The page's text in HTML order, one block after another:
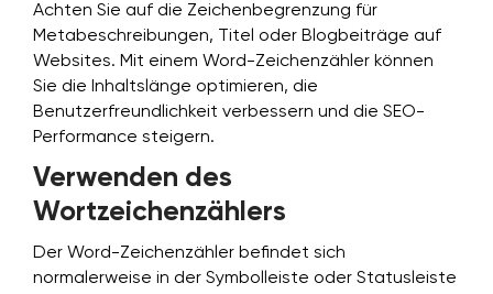
Achten Sie auf die Zeichenbegrenzung für
Metabeschreibungen, Titel oder Blogbeiträge auf
Websites. Mit einem Word-Zeichenzähler können
Sie die Inhaltslänge optimieren, die
Benutzerfreundlichkeit verbessern und die SEO-
Performance steigern.
Verwenden des
Wortzeichenzählers
Der Word-Zeichenzähler befindet sich
normalerweise in der Symbolleiste oder Statusleiste